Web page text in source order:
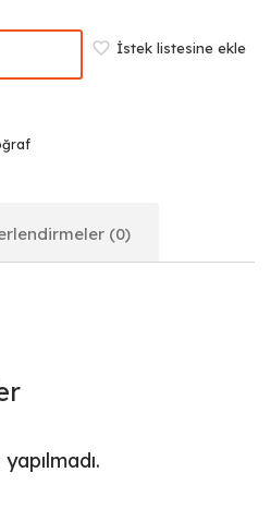
İstek listesine ekle
(0)